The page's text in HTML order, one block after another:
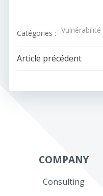
Catégories : Vulnérabilité
Navigation
de
Article précédent
COMPANY
Consulting